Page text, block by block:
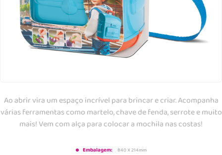
Ao abrir vira um espaço incrível para brincar e criar. Acompanha
várias ferramentas como martelo, chave de fenda, serrote e muito
mais! Vem com alça para colocar a mochila nas costas!
Embalagem: 840 X 214mm